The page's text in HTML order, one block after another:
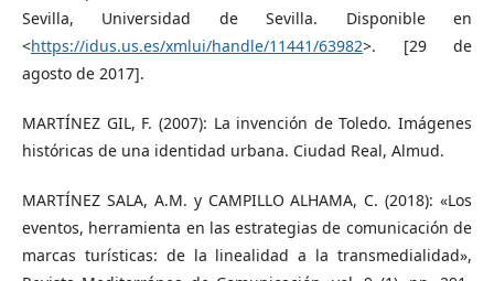
Sevilla, Universidad de Sevilla. Disponible en
<https://idus.us.es/xmlui/handle/11441/63982>. [29 de
agosto de 2017].
MARTÍNEZ GIL, F. (2007): La invención de Toledo. Imágenes
históricas de una identidad urbana. Ciudad Real, Almud.
MARTÍNEZ SALA, A.M. y CAMPILLO ALHAMA, C. (2018): «Los
eventos, herramienta en las estrategias de comunicación de
marcas turísticas: de la linealidad a la transmedialidad»,